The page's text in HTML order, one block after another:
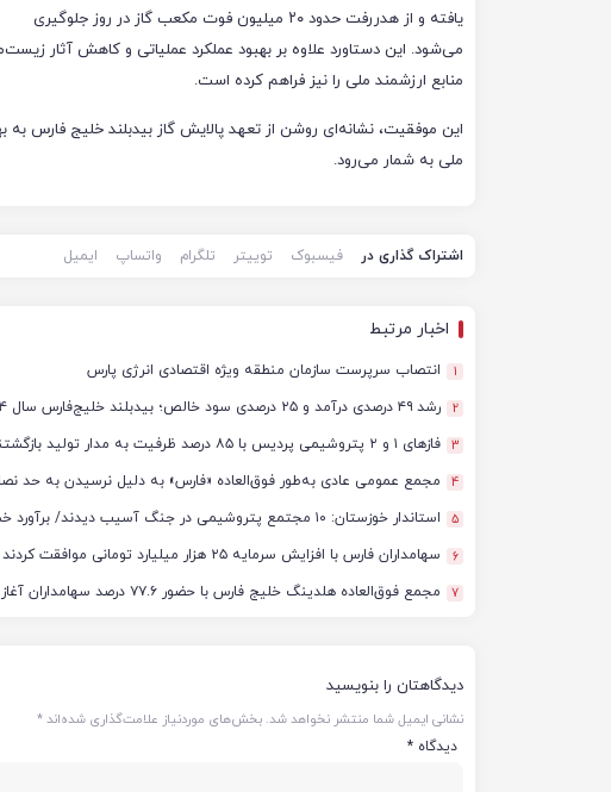
یافته و از هدررفت حدود ۲۰ میلیون فوت مکعب گاز در روز جلوگیری
می‌شود. این دستاورد علاوه بر بهبود عملکرد عملیاتی و کاهش آثار
منابع ارزشمند ملی را نیز فراهم کرده است.
این موفقیت، نشانه‌ای روشن از تعهد پالایش گاز بیدبلند خلیج فارس
ملی به شمار می‌رود.
اشتراک گذاری در فیسبوک توییتر تلگرام واتساپ ایمیل
اخبار مرتبط
1 انتصاب سرپرست سازمان منطقه ویژه اقتصادی انرژی پارس
2 رشد ۴۹ درصدی درآمد و ۲۵ درصدی سود خالص؛ بیدبلند خلیج‌فارس سال ۱۴۰۴ را با رکوردهای جدید به پایان رساند
3 فازهای ۱ و ۲ پتروشیمی پردیس با ۸۵ درصد ظرفیت به مدار تولید بازگشتند
4 مجمع عمومی عادی به‌طور فوق‌العاده «فارس» به دلیل نرسیدن به حد
5 استاندار خوزستان: ۱۰ مجتمع پتروشیمی در جنگ آسیب دیدند/ برآورد خسارت‌ها به ۵۰ همت و ۴ میلیارد دلار رسید
6 سهامداران فارس با افزایش سرمایه ۲۵ هزار میلیارد تومانی موافقت کردند
7 مجمع فوق‌العاده هلدینگ خلیج فارس با حضور ۷۷.۶ درصد سهامداران آغاز شد
دیدگاهتان را بنویسید
نشانی ایمیل شما منتشر نخواهد شد. بخش‌های موردنیاز علامت‌گذاری شده‌اند*
دیدگاه *